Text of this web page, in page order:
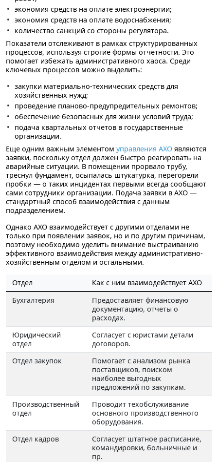
экономия средств на оплате электроэнергии;
экономия средств на оплате водоснабжения;
количество санкций со стороны регулятора.
Показатели отслеживают в рамках структурированных
процессов, используя строгие формы отчетности. Это
помогает избежать административного хаоса. Среди
ключевых процессов можно выделить:
закупки материально-технических средств для
хозяйственных нужд;
проведение планово-предупредительных ремонтов;
обеспечение безопасных для жизни условий труда;
подача квартальных отчетов в государственные
организации.
Еще одним важным элементом управления АХО являются
заявки, поскольку отдел должен быстро реагировать на
аварийные ситуации. В помещении прорвало трубу,
треснул фундамент, осыпалась штукатурка, перегорели
пробки — о таких инцидентах первыми всегда сообщают
сами сотрудники организации. Подача заявки в АХО —
стандартный способ взаимодействия с данным
подразделением.
Однако АХО взаимодействует с другими отделами не
только при появлении заявок, но и по другим причинам,
поэтому необходимо уделить внимание выстраиванию
эффективного взаимодействия между административно-
хозяйственным отделом и остальными.
Отдел
Как с ним взаимодействует АХО
Бухгалтерия
Предоставляет финансовую
документацию, отчеты о
расходах.
Юридический
отдел
Согласует с юристами детали
договоров.
Отдел закупок
Помогает с анализом рынка
поставщиков, поиском
наиболее выгодных
предложений по закупкам.
Производственный
отдел
Проводит техобслуживание
основного производственного
оборудования.
Отдел кадров
Согласует штатное расписание,
командировки, больничные и
пр.